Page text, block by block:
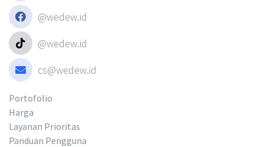
@wedew.id
@wedew.id
cs@wedew.id
Portofolio
Harga
Layanan Prioritas
Panduan Pengguna